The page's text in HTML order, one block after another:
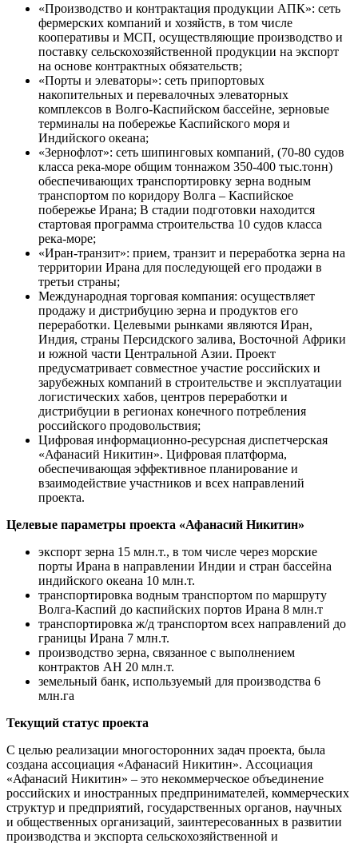
«Производство и контрактация продукции АПК»: сеть
фермерских компаний и хозяйств, в том числе
кооперативы и МСП, осуществляющие производство и
поставку сельскохозяйственной продукции на экспорт
на основе контрактных обязательств;
«Порты и элеваторы»: сеть припортовых
накопительных и перевалочных элеваторных
комплексов в Волго-Каспийском бассейне, зерновые
терминалы на побережье Каспийского моря и
Индийского океана;
«Зернофлот»: сеть шипинговых компаний, (70-80 судов
класса река-море общим тоннажом 350-400 тыс.тонн)
обеспечивающих транспортировку зерна водным
транспортом по коридору Волга – Каспийское
побережье Ирана; В стадии подготовки находится
стартовая программа строительства 10 судов класса
река-море;
«Иран-транзит»: прием, транзит и переработка зерна на
территории Ирана для последующей его продажи в
третьи страны;
Международная торговая компания: осуществляет
продажу и дистрибуцию зерна и продуктов его
переработки. Целевыми рынками являются Иран,
Индия, страны Персидского залива, Восточной Африки
и южной части Центральной Азии. Проект
предусматривает совместное участие российских и
зарубежных компаний в строительстве и эксплуатации
логистических хабов, центров переработки и
дистрибуции в регионах конечного потребления
российского продовольствия;
Цифровая информационно-ресурсная диспетчерская
«Афанасий Никитин». Цифровая платформа,
обеспечивающая эффективное планирование и
взаимодействие участников и всех направлений
проекта.
Целевые параметры проекта «Афанасий Никитин»
экспорт зерна 15 млн.т., в том числе через морские
порты Ирана в направлении Индии и стран бассейна
индийского океана 10 млн.т.
транспортировка водным транспортом по маршруту
Волга-Каспий до каспийских портов Ирана 8 млн.т
транспортировка ж/д транспортом всех направлений до
границы Ирана 7 млн.т.
производство зерна, связанное с выполнением
контрактов АН 20 млн.т.
земельный банк, используемый для производства 6
млн.га
Текущий статус проекта
С целью реализации многосторонних задач проекта, была
создана ассоциация «Афанасий Никитин». Ассоциация
«Афанасий Никитин» – это некоммерческое объединение
российских и иностранных предпринимателей, коммерческих
структур и предприятий, государственных органов, научных
и общественных организаций, заинтересованных в развитии
производства и экспорта сельскохозяйственной и